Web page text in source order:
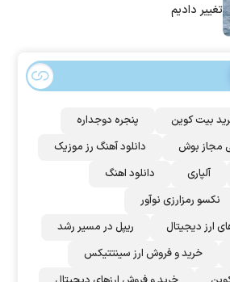
تغییر دادیم
بیت کوین
پنجره دوجداره
مجاز بوش
دانلود آهنگ رز‌ موزیک
آلپاری
دانلود اهنگ
نکسو رمزارزی نوآور
ارز دیجیتال
ریپل در مسیر رشد
خرید و فروش ارز سینتتیکس